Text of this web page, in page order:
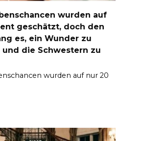
wurden auf
geschätzt, doch den
es, ein Wunder zu
die Schwestern zu
wurden auf nur 20